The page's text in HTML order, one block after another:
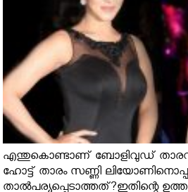
എന്തുകൊണ്ടാണ് ബോളിവുഡ്
ഹോട്ട് താരം സണ്ണി